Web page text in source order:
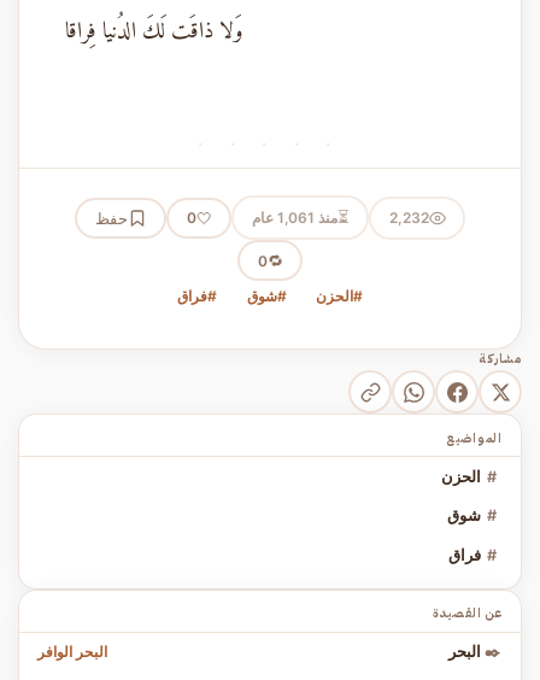
وَلا ذاقَت لَكَ الدُنيا فِراقا
· · · · ·
2,232
⏳منذ 1,061 عام 🤍
0 حفظ
🔁
0
#الحزن
#شوق #فراق
مشاركة
المواضيع
# الحزن
# شوق
# فراق
عن القصيدة
✒️ البحر البحر الوافر